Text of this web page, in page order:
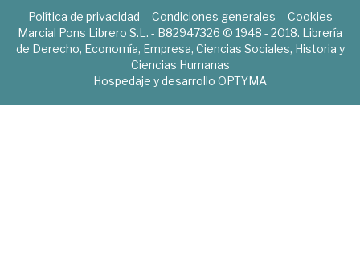
Política de privacidad Condiciones generales
Cookies
Marcial Pons Librero S.L. - B82947326 © 1948 - 2018. Librería
de Derecho, Economía, Empresa, Ciencias Sociales, Historia y
Ciencias Humanas
Hospedaje y desarrollo OPTYMA